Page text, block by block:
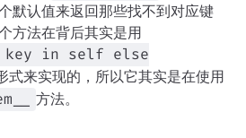
默认值来返回那些找不到对应键
方法在背后其实是用
in self else
式来实现的，所以它其实是在使用
方法。